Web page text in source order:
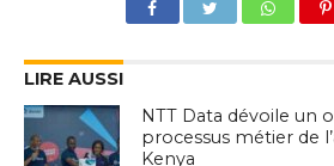
LIRE AUSSI
NTT Data dévoile un
processus métier de
Kenya